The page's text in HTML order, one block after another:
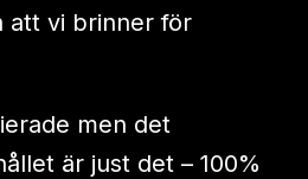
att vi brinner för
men det
är just det – 100%